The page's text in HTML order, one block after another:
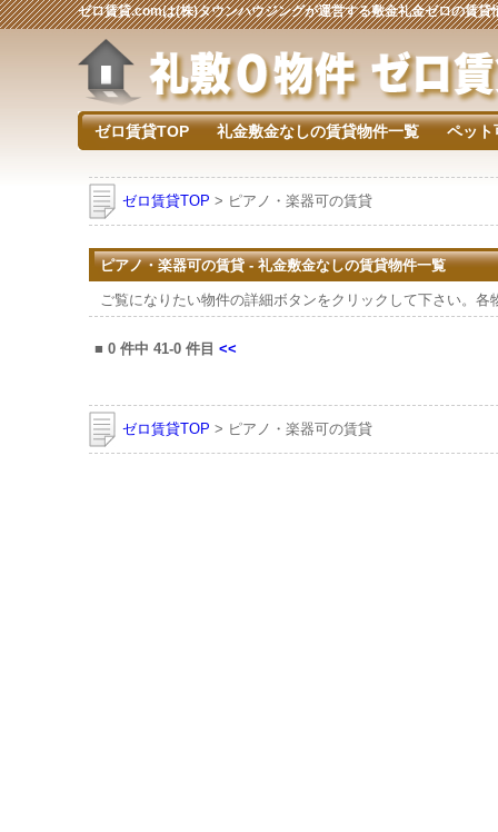
ゼロ賃貸.comは(株)タウンハウジングが運営する敷金礼金ゼロの賃貸
ゼロ賃貸TOP 礼金敷金なしの賃貸物件一覧 ペット
ゼロ賃貸TOP > ピアノ・楽器可の賃貸
ピアノ・楽器可の賃貸 - 礼金敷金なしの賃貸物件一覧
ご覧になりたい物件の詳細ボタンをクリックして下さい。各
■ 0 件中 41-0 件目 <<
ゼロ賃貸TOP > ピアノ・楽器可の賃貸